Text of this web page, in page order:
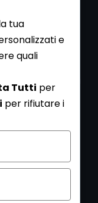
realizzata
alla nostra
di aver letto
al trattamento
tua
e
quali
Tutti per
per rifiutare i